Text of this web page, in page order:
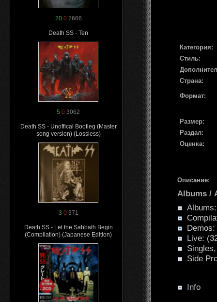
20 02666
Death SS - Ten
5 0 3062
Death SS - Unoffical Bootleg (Master
song version) (Lossless)
3 0371
Death SS - Let the Sabbath Begin
(Compilation) (Japanese Edition)
Категория:
Стиль:
Страна:
Формат:
Размер:
Раздал:
Оценка:
Описание:
Albums /
Live:
Side
Info